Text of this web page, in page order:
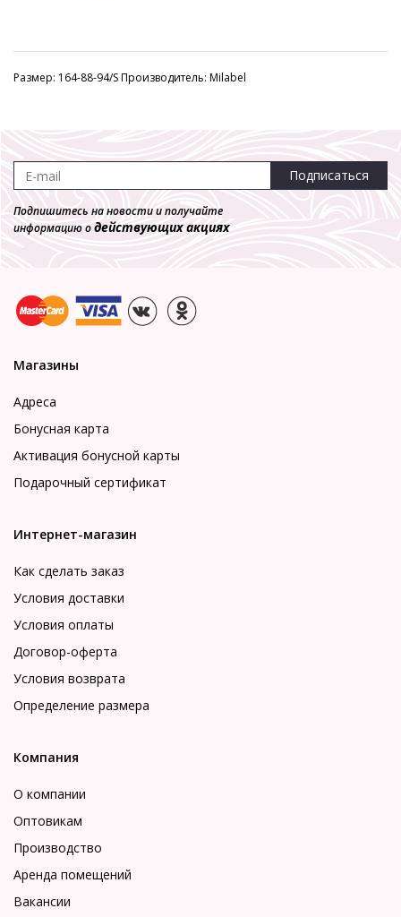
Размер: 164-88-94/S Производитель: Milabel
Подписаться
Подпишитесь на новости и получайте
информацию одействующих акциях
Магазины
Адреса
Бонусная карта
Активация бонусной карты
Подарочный сертификат
Интернет-магазин
Как сделать заказ
Условия доставки
Условия оплаты
Договор-оферта
Условия возврата
Определение размера
Компания
О компании
Оптовикам
Производство
Аренда помещений
Вакансии